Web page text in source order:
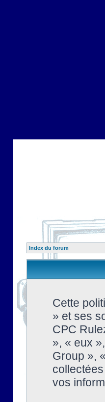
Index du forum
Cette
» et ses
CPC
», « eux
Group »,
vos